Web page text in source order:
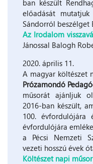
ban készült
előadását
Sándorról beszélget
Az Irodalom
Jánossal Balogh
2020. április 11.
A magyar költészet
Prózamondó
műsorát ajánljuk
2016-ban készült,
100. évfordulójára
évfordulójára
a Pécsi Nemzeti
vezeti hosszú évek
Költészet napi műsor